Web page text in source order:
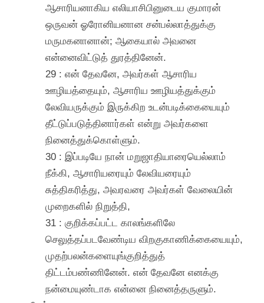
ஆசாரியனாகிய எலியாசிபினுடைய குமாரன்
ஒருவன் ஓரோனியனான சன்பல்லாத்துக்கு
மருமகனானான்; ஆகையால் அவனை
என்னைவிட்டுத் துரத்தினேன்.
29 : என் தேவனே, அவர்கள் ஆசாரிய
ஊழியத்தையும், ஆசாரிய ஊழியத்துக்கும்
லேவியருக்கும் இருக்கிற உடன்படிக்கையையும்
தீட்டுப்படுத்தினார்கள் என்று அவர்களை
நினைத்துக்கொள்ளும்.
30 : இப்படியே நான் மறுஜாதியாரையெல்லாம்
நீக்கி, ஆசாரியரையும் லேவியரையும்
சுத்திகரித்து, அவரவரை அவர்கள் வேலையின்
முறைகளில் நிறுத்தி,
31 : குறிக்கப்பட்ட காலங்களிலே
செலுத்தப்படவேண்டிய விறகுகாணிக்கையையும்,
முதற்பலன்களையுங்குறித்துத்
திட்டம்பண்ணினேன். என் தேவனே எனக்கு
நன்மையுண்டாக என்னை நினைத்தருளும்.